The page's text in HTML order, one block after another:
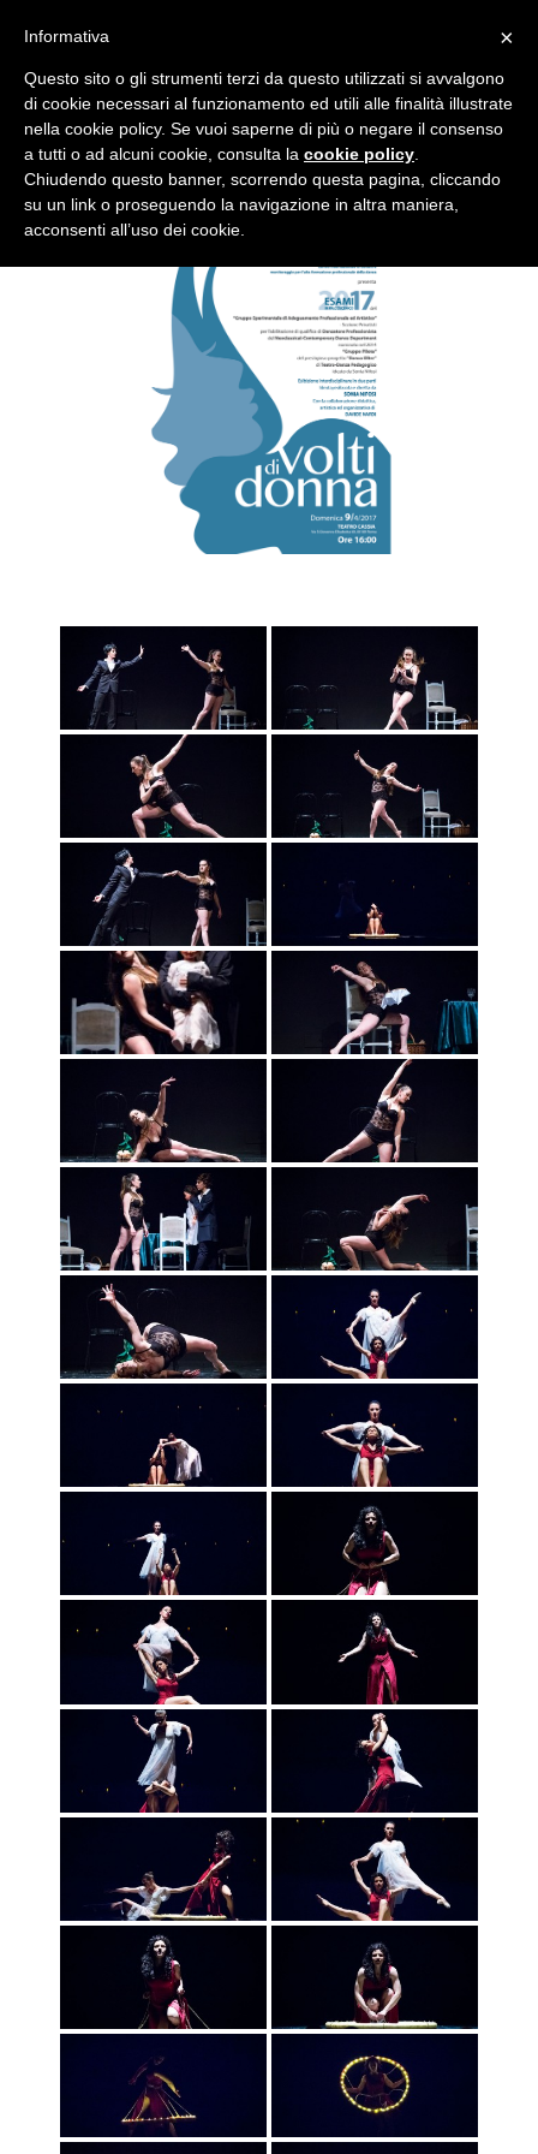
VOLTI DI DONNA
×
Informativa
Questo sito o gli strumenti terzi da questo utilizzati si avvalgono
di cookie necessari al funzionamento ed utili alle finalità illustrate
nella cookie policy. Se vuoi saperne di più o negare il consenso
a tutti o ad alcuni cookie, consulta la cookie policy
Chiudendo questo banner, scorrendo questa pagina, cliccando
su un link o proseguendo la navigazione in altra maniera,
acconsenti all’uso dei cookie.